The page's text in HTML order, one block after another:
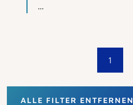
...
1
ALLE FILTER ENTFERNEN